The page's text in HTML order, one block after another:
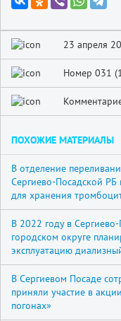
23 апреля
Номер 031
ПОХОЖИЕ МАТЕРИАЛЫ
В отделение
Сергиево-Посадской РБ
для хранения
В 2022 году в
городском округе
эксплуатацию
В Сергиевом Посаде
приняли участие в
погонах»